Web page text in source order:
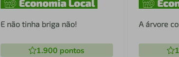
E não tinha briga não!
1.900 pontos
A árvore